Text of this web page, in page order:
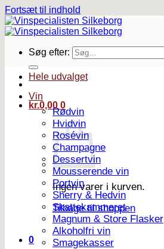
Fortsæt til indhold
Søg efter:
kr.0,00 0
Ingen varer i kurven.
Tilbage til shoppen
0
Hele udvalget
Vin
Rødvin
Hvidvin
Rosévin
Champagne
Dessertvin
Mousserende vin
Portvin
Sherry & Hedvin
Skattekammeret
Magnum & Store Flasker
Alkoholfri vin
Smagekasser